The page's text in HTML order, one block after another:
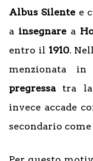
Albus Silente e
a insegnare a
entro il 1910.
menzionata
pregressatra la
invece accade
secondario